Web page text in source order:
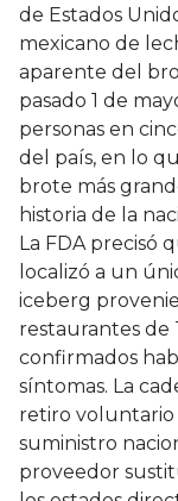
de Estados
mexicano de
aparente del
pasado 1 de
personas en
del país, en lo
brote más
historia de la
La FDA precisó
localizó a un
iceberg
restaurantes de
confirmados
síntomas. La
retiro voluntario
suministro
proveedor